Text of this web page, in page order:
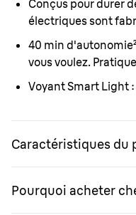
Conçus pour durer
électriques sont
40 min d'autonomie²
vous voulez.
Voyant Smart Light
Caractéristiques du
Pourquoi acheter